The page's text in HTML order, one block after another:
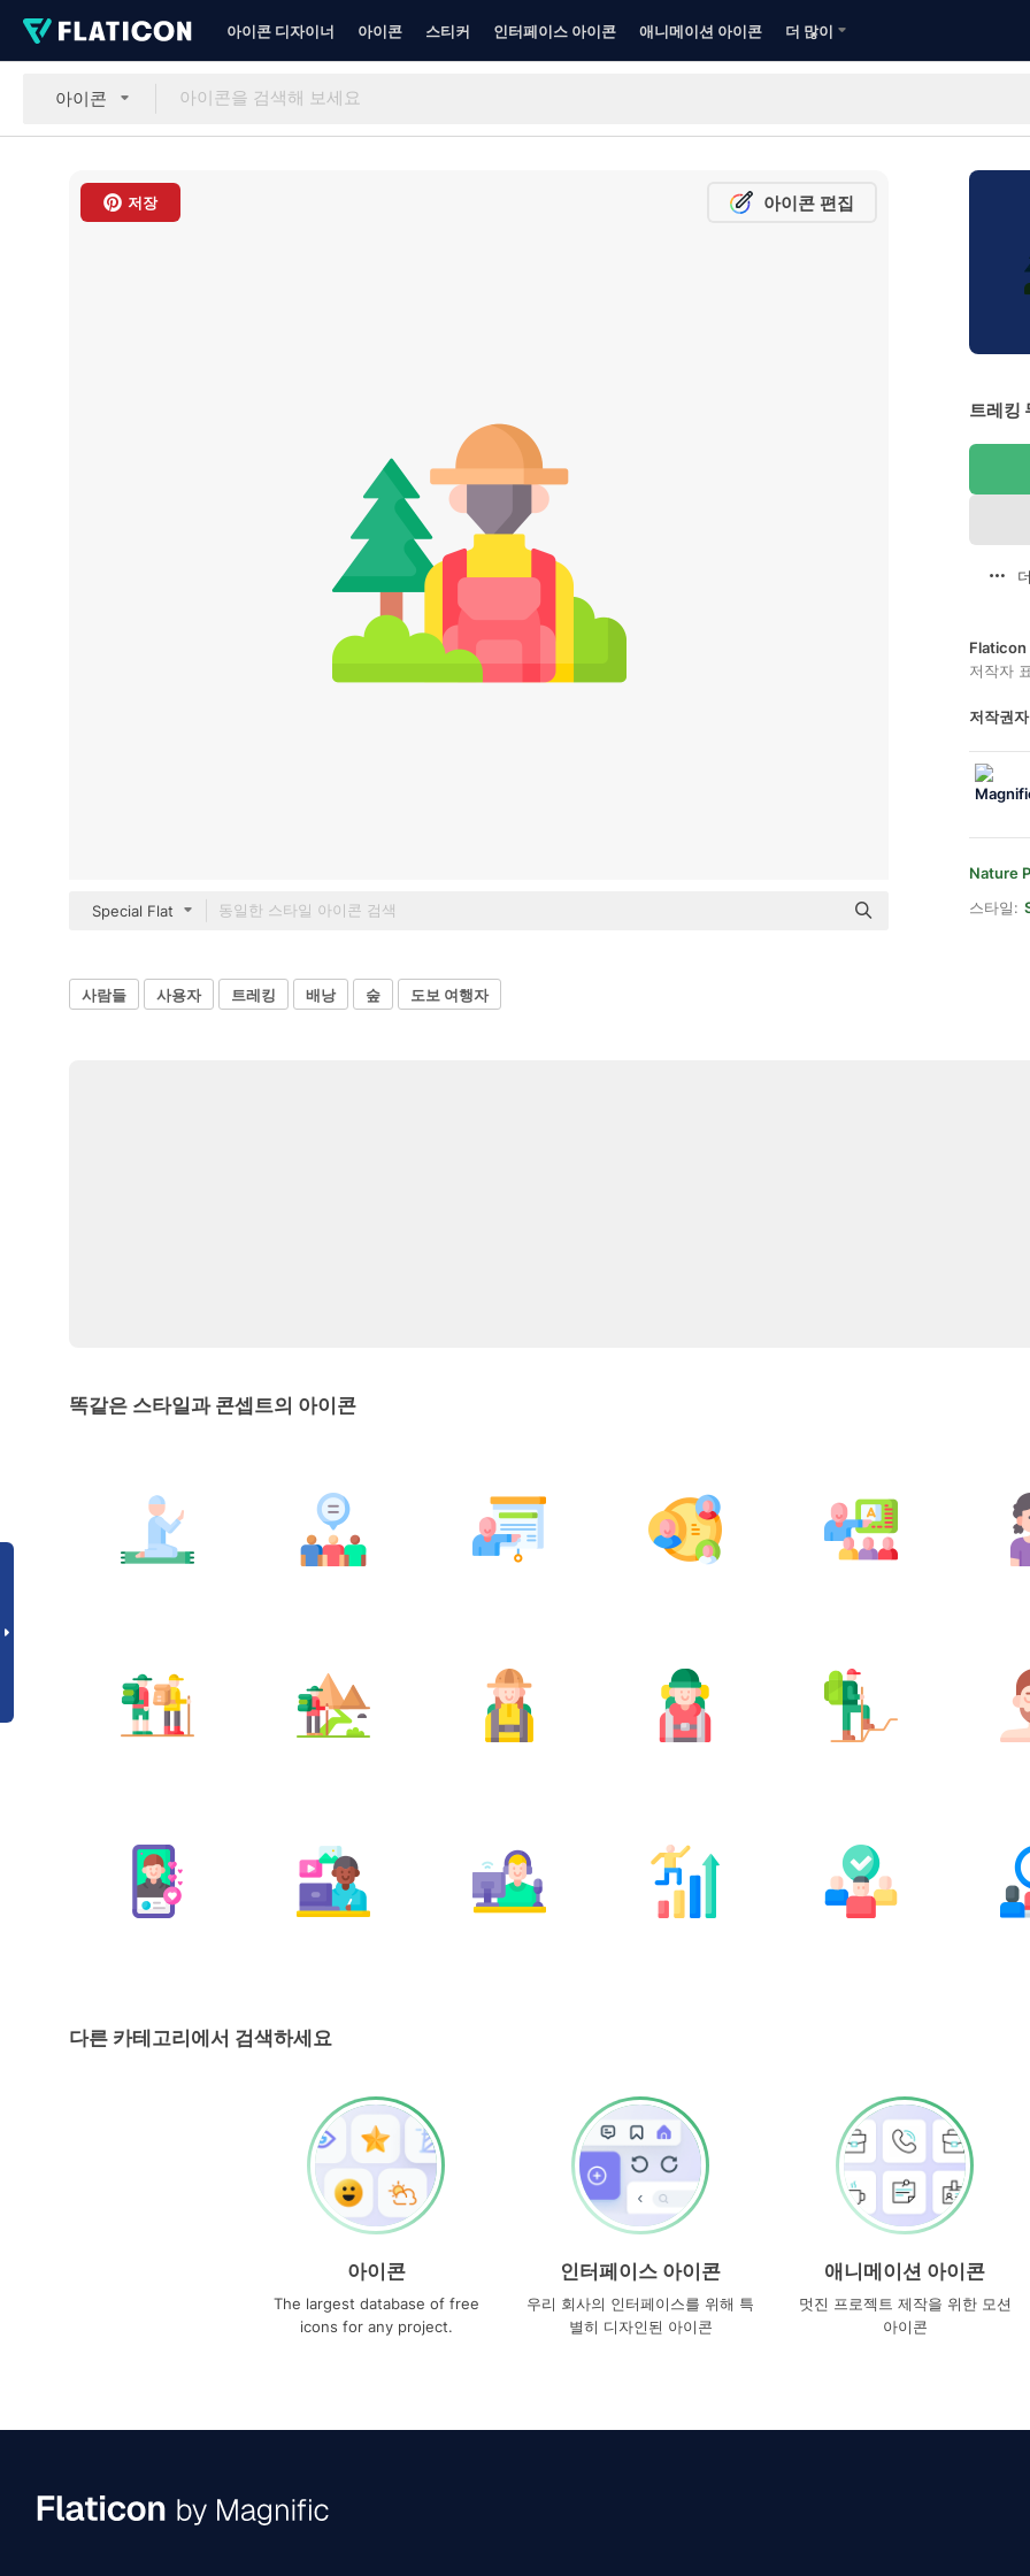
아이콘 디자이너 아이콘 스티커 인터페이스 아이콘 애니메이션 아이콘 더 많이
아이콘
저장 아이콘 편집
Special Flat
트레킹
Flaticon
저작자
저작권
Nature
스타일:
사람들 사용자 트레킹 배낭 숲 도보 여행자
똑같은 스타일과 콘셉트의 아이콘
다른 카테고리에서 검색하세요
아이콘
The largest database of free
icons for any project.
인터페이스 아이콘
우리 회사의 인터페이스를 위해 특
별히 디자인된 아이콘
애니메이션 아이콘
멋진 프로젝트 제작을 위한 모션
아이콘